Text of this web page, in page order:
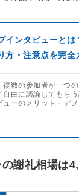
インタビューとは
方・注意点を完全
数の参加者が一つ
由に議論してもら
ーのメリット・デ
謝礼相場は